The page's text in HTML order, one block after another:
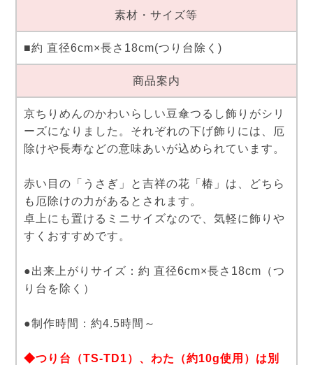
素材・サイズ等
■約 直径6cm×長さ18cm(つり台除く)
商品案内
京ちりめんのかわいらしい豆傘つるし飾りがシリ
ーズになりました。それぞれの下げ飾りには、厄
除けや長寿などの意味あいが込められています。
赤い目の「うさぎ」と吉祥の花「椿」は、どちら
も厄除けの力があるとされます。
卓上にも置けるミニサイズなので、気軽に飾りや
すくおすすめです。
●出来上がりサイズ：約 直径6cm×長さ18cm（つ
り台を除く）
●制作時間：約4.5時間～
◆つり台（TS-TD1）、わた（約10g使用）は別